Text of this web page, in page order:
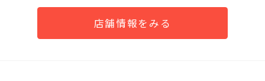
店舗情報をみる